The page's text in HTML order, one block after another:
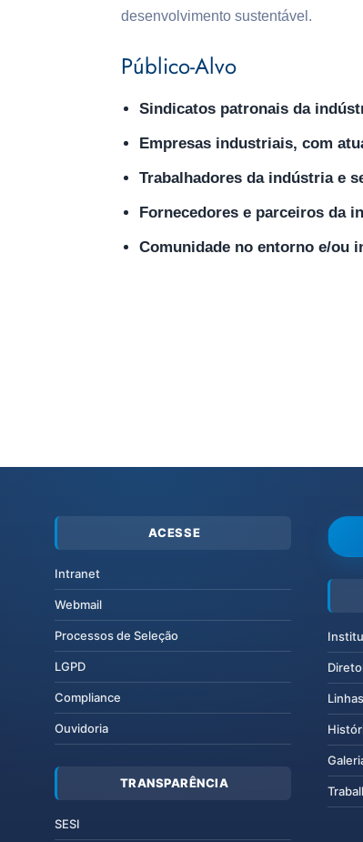
desenvolvimento sustentável.
Público-Alvo
Sindicatos patronais da
Empresas industriais, com
Trabalhadores da indústria e
Fornecedores e parceiros da
Comunidade no entorno e/ou
ACESSE
Intranet
Webmail
Processos de Seleção
LGPD
Compliance
Ouvidoria
TRANSPARÊNCIA
SESI